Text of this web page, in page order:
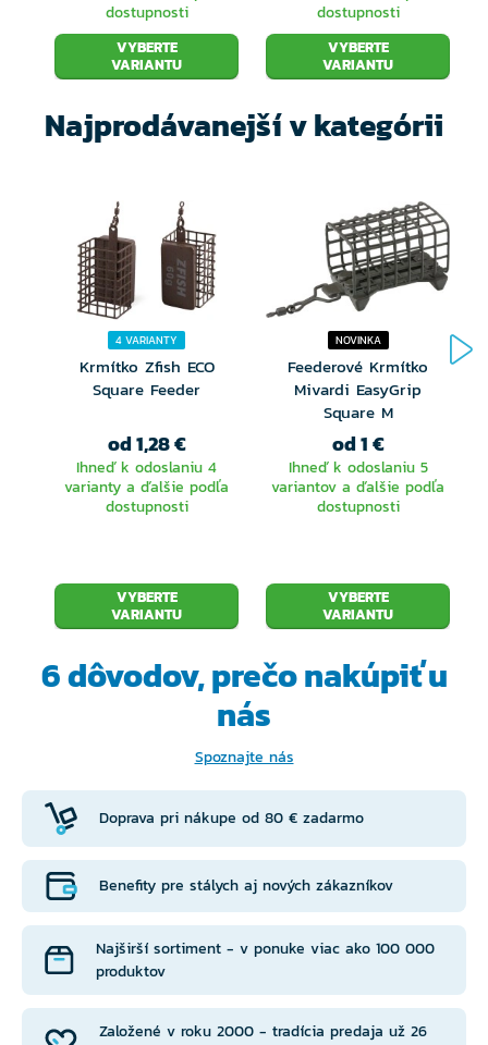
dostupnosti
VYBERTE
VARIANTU
dostupnosti
VYBERTE
VARIANTU
Najprodávanejší v kategórii
4 VARIANTY
Krmítko Zfish ECO
Square Feeder
od 1,28 €
Ihneď k odoslaniu 4
varianty a ďalšie podľa
dostupnosti
VYBERTE
VARIANTU
NOVINKA
Feederové Krmítko
Mivardi EasyGrip
Square M
od 1 €
Ihneď k odoslaniu 5
variantov a ďalšie podľa
dostupnosti
VYBERTE
VARIANTU
6 dôvodov, prečonakúpiť u
nás
Spoznajte nás
Doprava pri nákupe od 80 € zadarmo
Založené v roku 2000 - tradícia predaja už 26
Benefity pre stálych aj nových zákazníkov
Najširší sortiment - v ponuke viac ako 100 000
produktov